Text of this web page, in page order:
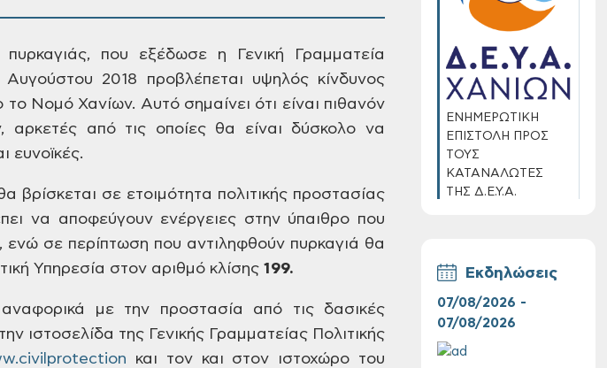
πυρκαγιάς, που εξέδωσε η Γενική Γραμματεία
2018 προβλέπεται υψηλόςκίνδυνος
το Νομό Χανίων. Αυτόσημαίνει ότι είναι πιθανόν
αρκετέςαπό τις οποίες θα είναι δύσκολο να
ευνοϊκές.
βρίσκεται σε ετοιμότητα πολιτικής προστασίας
να
αποφεύγουν ενέργειες στην ύπαιθρο που
ενώ σε περίπτωση που αντιληφθούν πυρκαγιά θα
Υπηρεσία στον αριθμό κλίσης 199.
με την προστασία από τιςδασικές
ιστοσελίδα τηςΓενικής Γραμματείας Πολιτικής
και τον και στον ιστοχώρο του
ΕΝΗΜΕΡΩΤΙΚΗ
ΕΠΙΣΤΟΛΗ ΠΡΟΣ
ΤΟΥΣ
ΚΑΤΑΝΑΛΩΤΕΣ
ΤΗΣ Δ.Ε.Υ.Α.
Εκδηλώσεις
07/08/2026 -
07/08/2026